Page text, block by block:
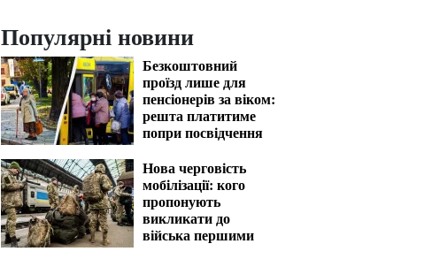
Популярні новини
Безкоштовний
проїзд лише для
пенсіонерів за віком:
решта платитиме
попри посвідчення
Нова черговість
мобілізації: кого
пропонують
викликати до
війська першими